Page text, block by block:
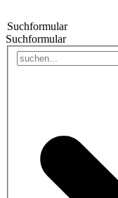
Suchformular
Suchformular